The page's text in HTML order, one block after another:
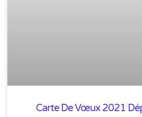
Carte De Vœux 2021